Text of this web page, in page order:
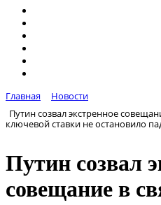
Главная
Новости
Путин созвал экстренное
ключевой ставки не остановило
Путин созвал
совещание в